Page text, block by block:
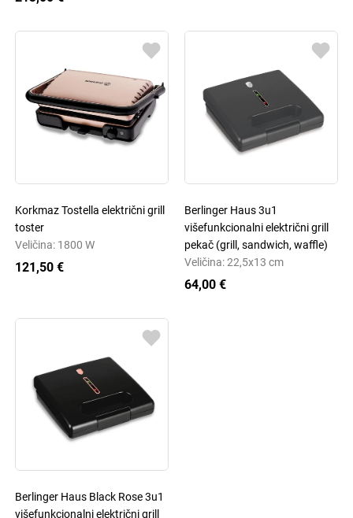
Korkmaz Tostella električni grill
toster
Veličina: 1800 W
121,50 €
Berlinger Haus 3u1
višefunkcionalni električni grill
pekač (grill, sandwich, waffle)
Veličina: 22,5x13 cm
64,00 €
Berlinger Haus Black Rose 3u1
višefunkcionalni električni grill